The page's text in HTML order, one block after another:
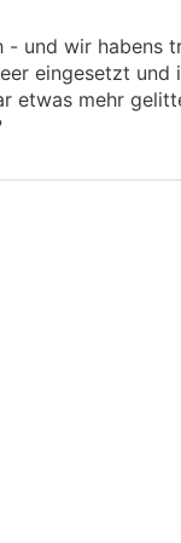
. .
und wir habens
eingesetzt und
etwas mehr